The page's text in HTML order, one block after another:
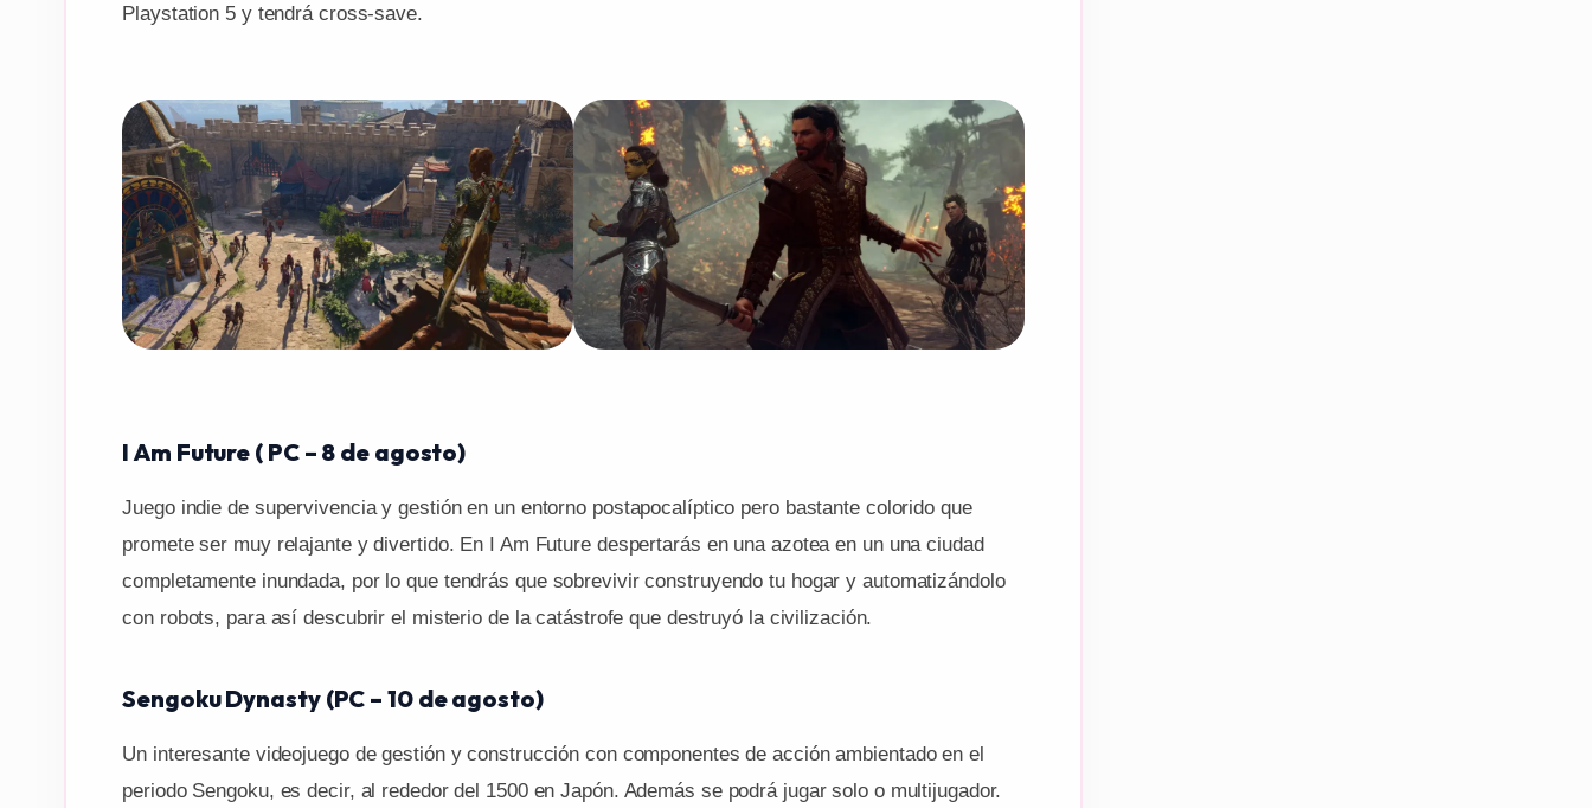
Playstation 5 y tendrá cross-save.
I Am Future ( PC – 8 de agosto)
Juego indie de supervivencia y gestión en un entorno postapocalíptico pero bastante colorido que
promete ser muy relajante y divertido. En I Am Future despertarás en una azotea en un una ciudad
completamente inundada, por lo que tendrás que sobrevivir construyendo tu hogar y automatizándolo
con robots, para así descubrir el misterio de la catástrofe que destruyó la civilización.
Sengoku Dynasty (PC – 10 de agosto)
Un interesante videojuego de gestión y construcción con componentes de acción ambientado en el
periodo Sengoku, es decir, al rededor del 1500 en Japón. Además se podrá jugar solo o multijugador.